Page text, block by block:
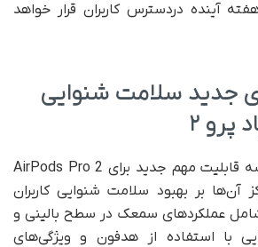
آینده در‌دسترس کاربران قرار خواهد
جدید سلامت شنوایی
پرو ۲
در این به‌روزرسانی، سه قابلیت مهم جدید برای AirPods Pro 2
آن‌ها بر بهبود سلامت شنوایی کاربران
عملکردهای سمعک در سطح بالینی و
با استفاده از هدفون و ویژگی‌های